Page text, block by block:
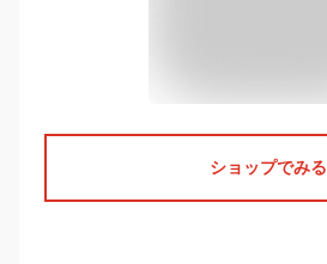
ショップでみる